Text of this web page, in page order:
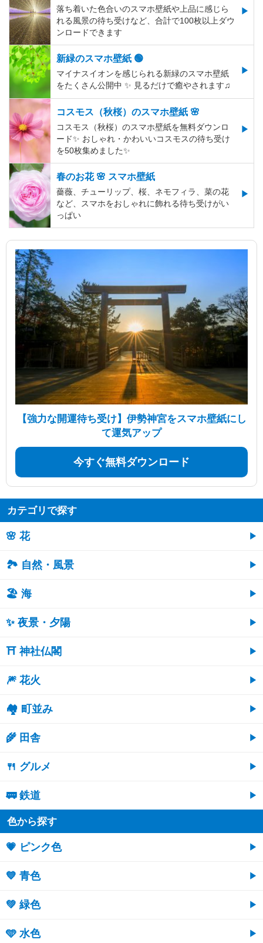
落ち着いた色合いのスマホ壁紙や上品に感じら
れる風景の待ち受けなど、合計で100枚以上ダウ
ンロードできます
新緑のスマホ壁紙 🟢
マイナスイオンを感じられる新緑のスマホ壁紙
をたくさん公開中 ✨ 見るだけで癒やされます♫
コスモス（秋桜）のスマホ壁紙 🌸
コスモス（秋桜）のスマホ壁紙を無料ダウンロ
ード✨️ おしゃれ・かわいいコスモスの待ち受け
を50枚集めました✨️
春のお花 🌸 スマホ壁紙
薔薇、チューリップ、桜、ネモフィラ、菜の花
など、スマホをおしゃれに飾れる待ち受けがい
っぱい
【強力な開運待ち受け】伊勢神宮をスマホ壁紙にし
て運気アップ
今すぐ無料ダウンロード
カテゴリで探す
🌸 花
🏞️ 自然・風景
🏖 海
✨ 夜景・夕陽
⛩ 神社仏閣
🎆 花火
🏘 町並み
🌾 田舎
🍴 グルメ
🚃 鉄道
色から探す
💗 ピンク色
💙 青色
💚 緑色
🩵 水色